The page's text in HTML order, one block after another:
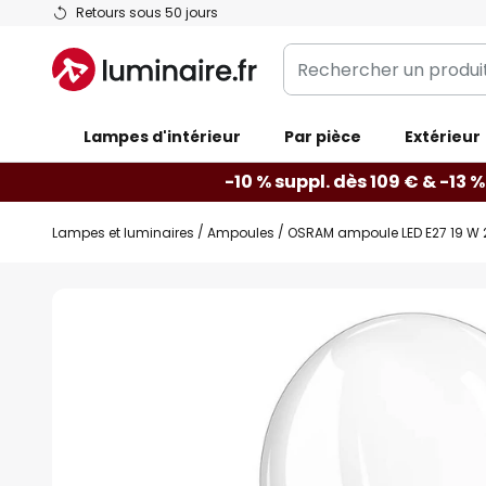
Retours sous 50 jours
Allez
contenu
Rechercher
un
catégorie...
Lampes d'intérieur Par pièce Extérieur
-10 % suppl. dès 109 € & -13
Lampes et luminaires Ampoules OSRAM ampoule LED E27 19